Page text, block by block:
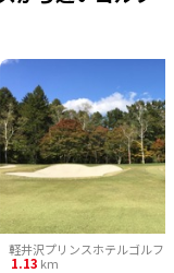
軽井沢プリンスホテルゴルフ
1.13 km